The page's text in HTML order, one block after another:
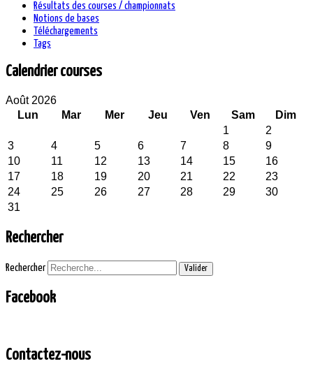
Résultats des courses / championnats
Notions de bases
Téléchargements
Tags
Calendrier courses
Août 2026
Lun
Mar Mer Jeu Ven Sam
Dim
1
2
3
4 5 6 7 8
9
10
11 12 13 14 15
16
17
18 19 20 21 22
23
24
25 26 27 28 29
30
31
Rechercher
Rechercher Valider
Facebook
Contactez-nous